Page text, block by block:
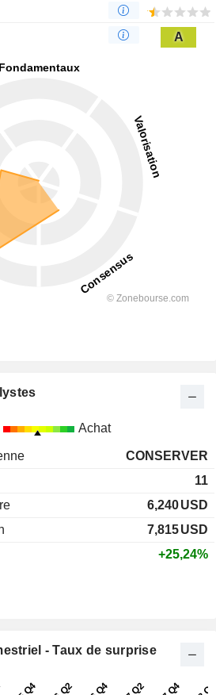
A
Achat
CONSERVER
11
6,240USD
7,815USD
+25,24%
- Taux de surprise